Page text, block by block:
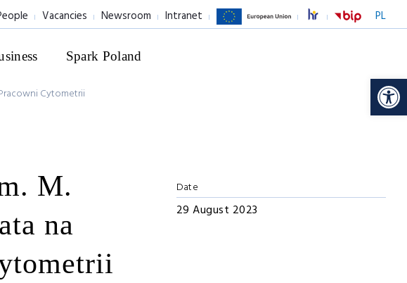
PL
Vacancies Newsroom Intranet
Spark Poland
Cytometrii
M.
na
Date
29 August 2023